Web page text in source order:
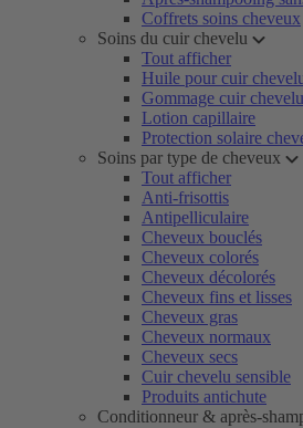
Coffrets soins cheveux
Soins du cuir chevelu
Tout afficher
Huile pour cuir
Gommage cuir chevelu
Lotion capillaire
Protection solaire
Soins par type de cheveux
Tout afficher
Anti-frisottis
Antipelliculaire
Cheveux bouclés
Cheveux colorés
Cheveux décolorés
Cheveux fins et lisses
Cheveux gras
Cheveux normaux
Cheveux secs
Cuir chevelu sensible
Produits antichute
Conditionneur & après-